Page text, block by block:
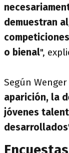
demuestran
o bienal",
Según
aparición, la
jóvenes
desarrollados